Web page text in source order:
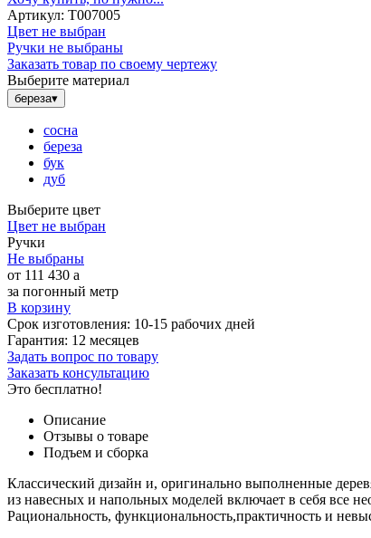
Артикул: Т007005
Цвет не выбран
Ручки не выбраны
Заказать товар по своему чертежу
Выберите материал
береза▾
сосна
береза
бук
дуб
Выберите цвет
Цвет не выбран
Ручки
Не выбраны
от 111 430 a
за погонный метр
В корзину
Срок изготовления: 10-15 рабочих дней
Гарантия: 12 месяцев
Задать вопрос по товару
Заказать консультацию
Это бесплатно!
Описание
Отзывы о товаре
Подъем и сборка
Классический дизайн и, оригинально выполненные
из навесных и напольных моделей включает в себя все
Рациональность, функциональность,практичность и